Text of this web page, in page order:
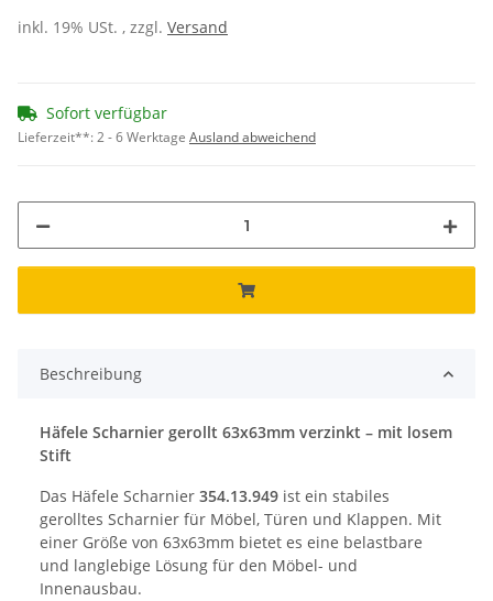
inkl. 19% USt. , zzgl. Versand
Sofort verfügbar
Lieferzeit**:2 - 6 Werktage Ausland abweichend
Beschreibung
Häfele Scharnier gerollt 63x63mm verzinkt – mit losem
Stift
Das Häfele Scharnier 354.13.949 ist ein stabiles
gerolltes Scharnier für Möbel, Türen und Klappen. Mit
einer Größe von 63x63mm bietet es eine belastbare
und langlebige Lösung für den Möbel- und
Innenausbau.